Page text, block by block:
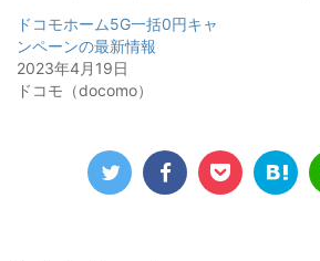
ドコモホーム5G一括0円キャ
ンペーンの最新情報
2023年4月19日
ドコモ（docomo）